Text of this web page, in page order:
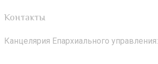
Контакты
Канцелярия Епархиального управления: